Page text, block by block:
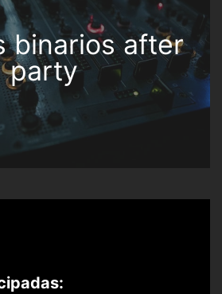
binarios after
party